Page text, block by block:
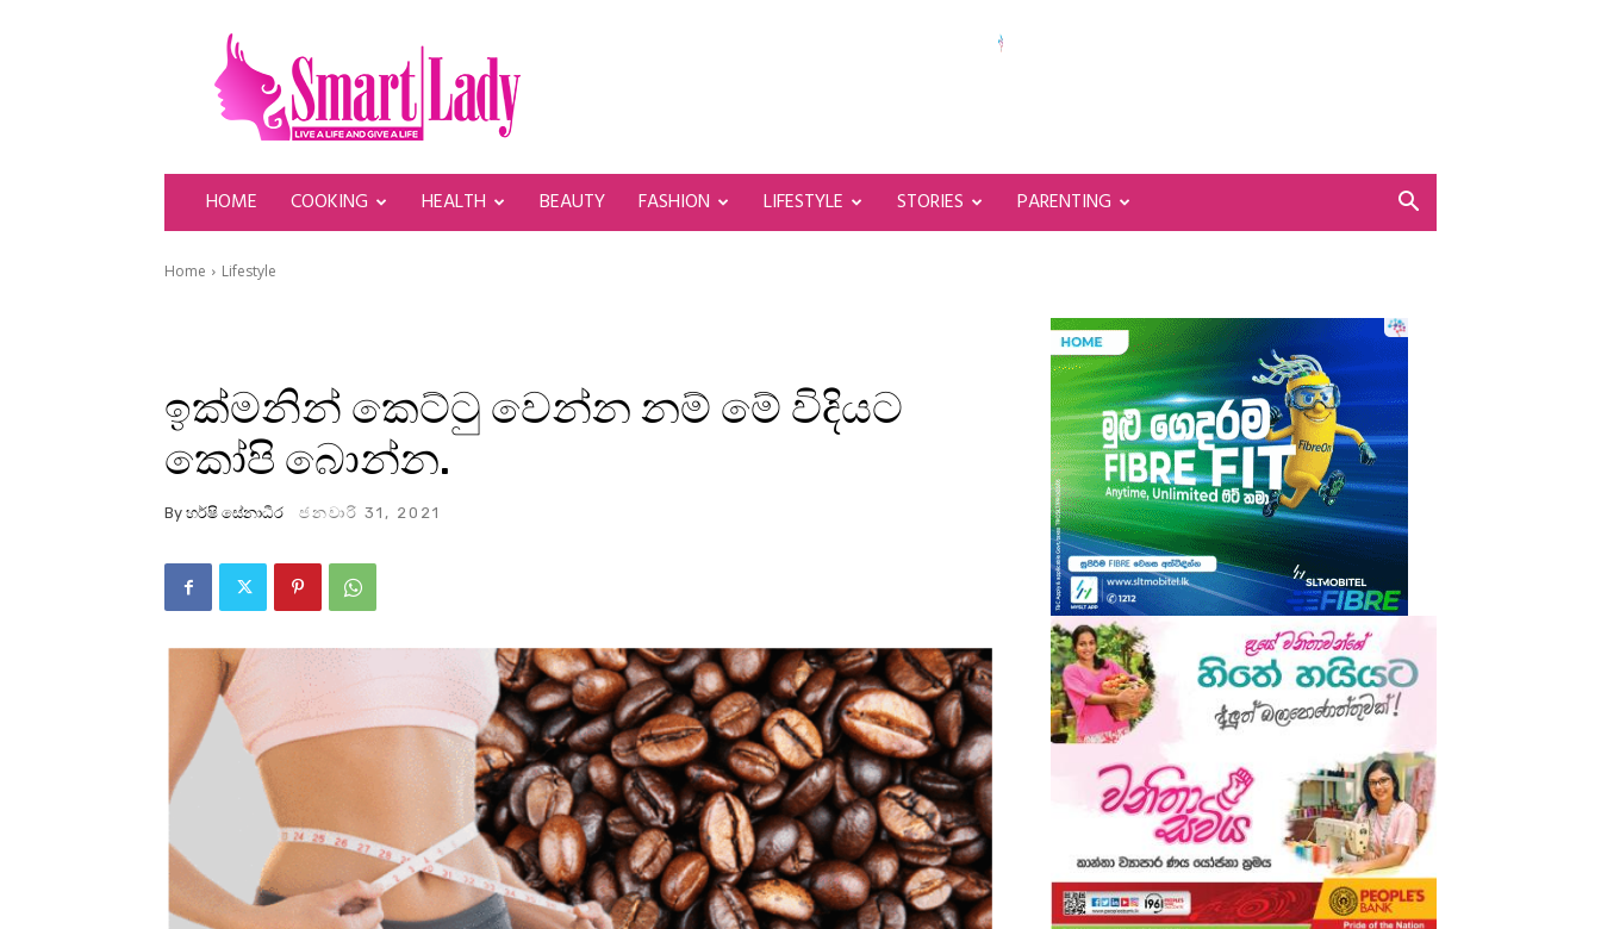
SmartLady
HOME COOKING HEALTH BEAUTY FASHION LIFESTYLE STORIES PARENTING
Home Lifestyle
ඉක්මනින් කෙට්ටු වෙන්න නම් මේ විදියට
කෝපි බොන්න.
By හර්ෂි සේනාධීර ජනවාරි 31, 2021